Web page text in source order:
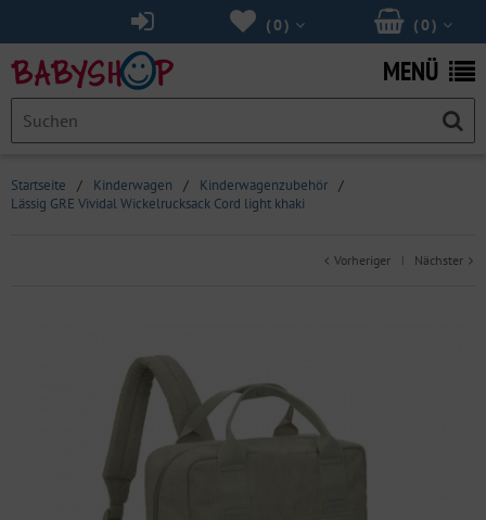
(0 )
(0 )
MENÜ
Startseite / Kinderwagen / Kinderwagenzubehör /
Lässig GRE Vividal Wickelrucksack Cord light khaki
Vorheriger | Nächster